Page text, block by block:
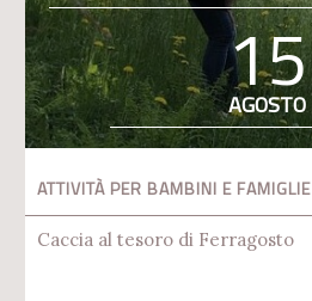
15
AGOSTO
ATTIVITÀ PER BAMBINI E FAMIGLIE
Caccia al tesoro di Ferragosto